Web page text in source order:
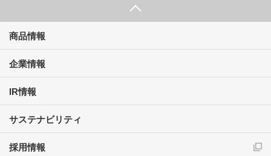
商品情報
企業情報
IR情報
サステナビリティ
採用情報